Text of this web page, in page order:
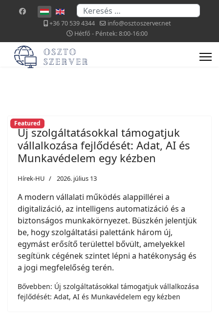
Válasszon nyelvet
Keresés...
+36 70 539 4344
info@osztoszerver.net
Hétfő - Péntek: 8:00-16:00
Featured
Új szolgáltatásokkal támogatjuk
vállalkozása fejlődését: Adat, AI és
Munkavédelem egy kézben
Hírek-HU 2026. július 13
A modern vállalati működés alappillérei a
digitalizáció, az intelligens automatizáció és a
biztonságos munkakörnyezet. Büszkén jelentjük
be, hogy szolgáltatási palettánk három új,
egymást erősítő területtel bővült, amelyekkel
segítünk cégének szintet lépni a hatékonyság és
a jogi megfelelőség terén.
Bővebben: Új szolgáltatásokkal támogatjuk vállalkozása
fejlődését: Adat, AI és Munkavédelem egy kézben